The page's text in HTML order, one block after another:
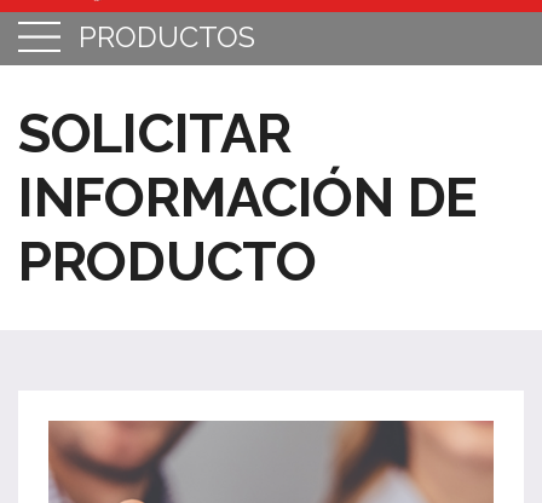
PRODUCTOS
SOLICITAR
INFORMACIÓN DE
PRODUCTO